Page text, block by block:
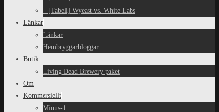
– [Tabell] Wyeast vs. White Labs
Länkar
Länkar
Hembryggarbloggar
Butik
Living Dead Brewery paket
Om
Kommersiellt
Minus-1